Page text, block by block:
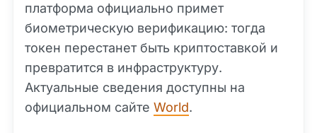
платформа официально примет
биометрическую верификацию: тогда
токен перестанет быть криптоставкой и
превратится в инфраструктуру.
Актуальные сведения доступны на
официальном сайте World.